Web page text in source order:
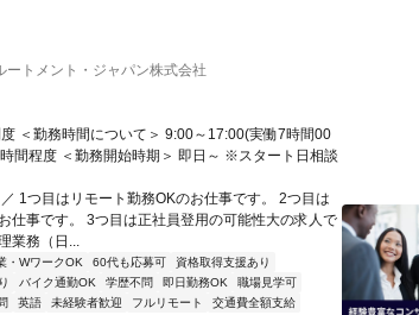
トメント・ジャパン株式会社
＜勤務時間について＞ 9:00～17:00(実働7時間00
間程度 ＜勤務開始時期＞ 即日～ ※スタート日相談
1つ目はリモート勤務OKのお仕事です。 2つ目は
仕事です。 3つ目は正社員登用の可能性大の求人で
業務（日...
・WワークOK 60代も応募可
資格取得支援あり
バイク通勤OK 学歴不問 即日勤務OK
職場見学可
英語 未経験者歓迎 フルリモート
交通費全額支給